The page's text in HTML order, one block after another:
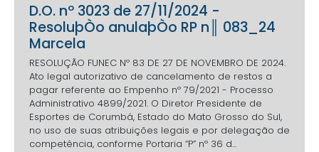
D.O. nº 3023 de 27/11/2024 -
ResoluþÒo anulaþÒo RP n║ 083_24
Marcela
RESOLUÇÃO FUNEC Nº 83 DE 27 DE NOVEMBRO DE 2024.
Ato legal autorizativo de cancelamento de restos a
pagar referente ao Empenho nº 79/2021 - Processo
Administrativo 4899/2021. O Diretor Presidente de
Esportes de Corumbá, Estado do Mato Grosso do Sul,
no uso de suas atribuições legais e por delegação de
competência, conforme Portaria “P” nº 36 d...